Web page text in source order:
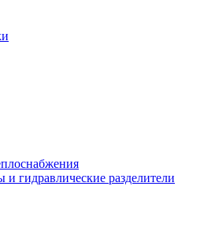
гидравлические разделители